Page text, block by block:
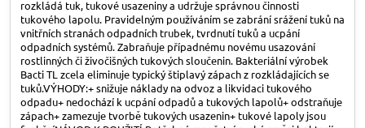
rozkládá tuk, tukové usazeniny a udržuje správnou činnosti
tukového lapolu. Pravidelným používáním se zabrání srážení tuků na
vnitřních stranách odpadních trubek, tvrdnutí tuků a ucpání
odpadních systémů. Zabraňuje případnému novému usazování
rostlinných či živočišných tukových sloučenin. Bakteriální výrobek
Bacti TL zcela eliminuje typický štiplavý zápach z rozkládajících se
tuků.VÝHODY:+ snižuje náklady na odvoz a likvidaci tukového
odpadu+ nedochází k ucpání odpadů a tukových lapolů+ odstraňuje
zápach+ zamezuje tvorbě tukových usazenin+ tukové lapoly jsou